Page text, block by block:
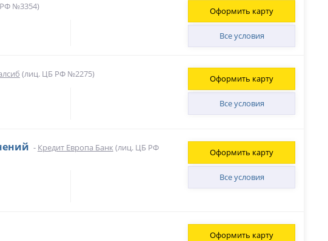
№3354)
Все условия
Оформить карту
(лиц. ЦБ РФ №2275)
Все условия
Оформить карту
- Кредит Европа Банк (лиц. ЦБ РФ
Все условия
Оформить карту
Оформить карту